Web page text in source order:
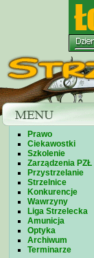
Prawo
Ciekawostki
Szkolenie
Zarządzenia PZŁ
Przystrzelanie
Strzelnice
Konkurencje
Wawrzyny
Liga Strzelecka
Amunicja
Optyka
Archiwum
Terminarze